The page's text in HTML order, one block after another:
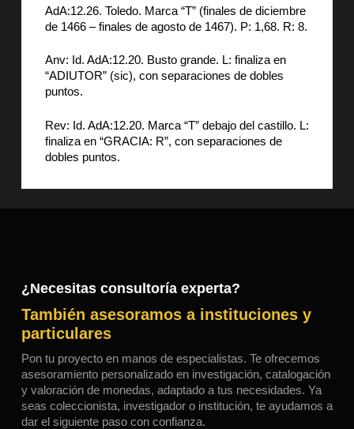
AdA:12.26. Toledo. Marca “T” (finales de diciembre
de 1466 – finales de agosto de 1467). P: 1,68. R: 8.
Anv: Id. AdA:12.20. Busto grande. L: finaliza en
“ADIUTOR” (sic), con separaciones de dobles
puntos.
Rev: Id. AdA:12.20. Marca “T” debajo del castillo. L:
finaliza en “GRACIA: R”, con separaciones de
dobles puntos.
¿Necesitas consultoría experta?
También asesoramos a instituciones y
particulares
Pon tu proyecto en manos de especialistas. Te ofrecemos
asesoramiento personalizado en investigación, catalogación
y valoración de monedas, adaptado a tus necesidades. Ya
seas coleccionista, investigador o institución, te ayudamos a
dar el siguiente paso con confianza.